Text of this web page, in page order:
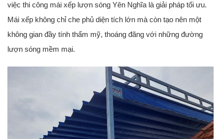
việc thi công mái xếp lượn sóng Yên Nghĩa là giải pháp tối ưu.
Mái xếp không chỉ che phủ diện tích lớn mà còn tạo nên một
không gian đầy tính thẩm mỹ, thoáng đãng với những đường
lượn sóng mềm mại.